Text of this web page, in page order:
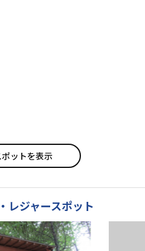
ットを表示
レジャースポット